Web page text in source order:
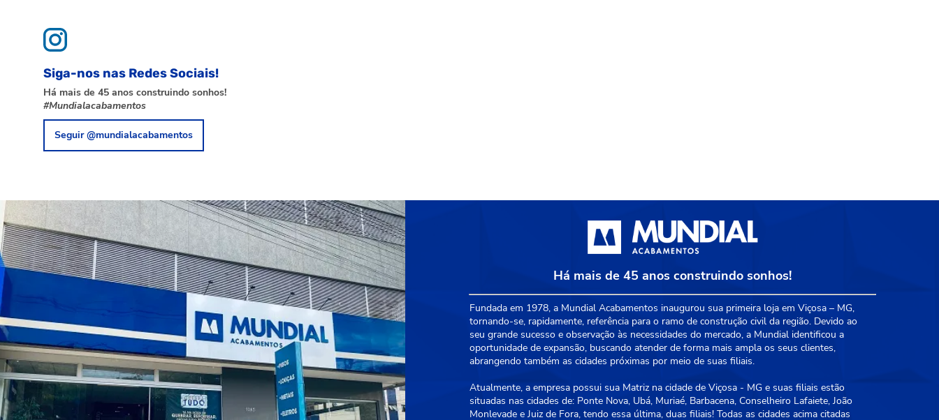
Siga-nos nas Redes Sociais!
Há mais de 45 anos construindo sonhos!
#Mundialacabamentos
Seguir @mundialacabamentos
Há mais de 45 anos construindo sonhos!
Fundada em 1978, a Mundial Acabamentos inaugurou sua primeira loja em Viçosa – MG,
tornando-se, rapidamente, referência para o ramo de construção civil da região. Devido ao
seu grande sucesso e observação às necessidades do mercado, a Mundial identificou a
oportunidade de expansão, buscando atender de forma mais ampla os seus clientes,
abrangendo também as cidades próximas por meio de suas filiais.
Atualmente, a empresa possui sua Matriz na cidade de Viçosa - MG e suas filiais estão
situadas nas cidades de: Ponte Nova, Ubá, Muriaé, Barbacena, Conselheiro Lafaiete, João
Monlevade e Juiz de Fora, tendo essa última, duas filiais! Todas as cidades acima citadas